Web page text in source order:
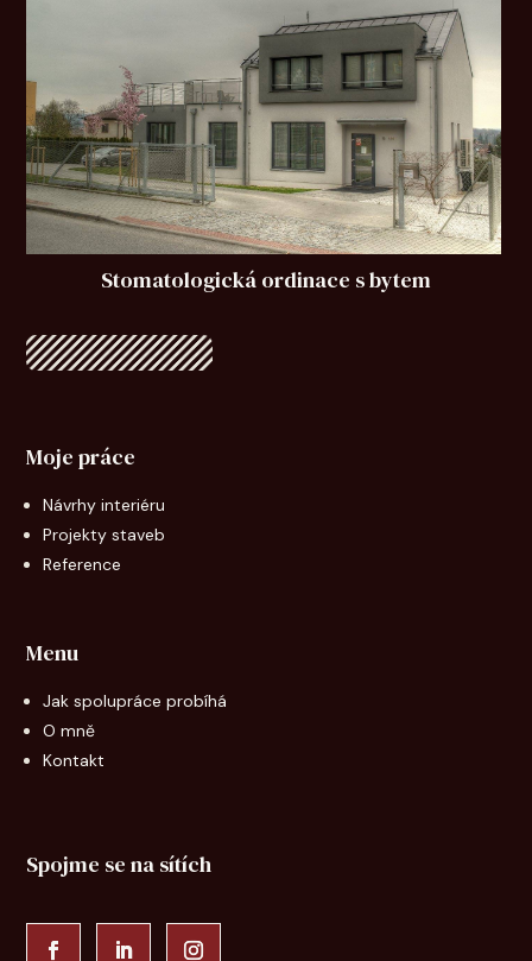
Stomatologická ordinace s bytem
Moje práce
Návrhy interiéru
Projekty staveb
Reference
Menu
Jak spolupráce probíhá
O mně
Kontakt
Spojme se na sítích